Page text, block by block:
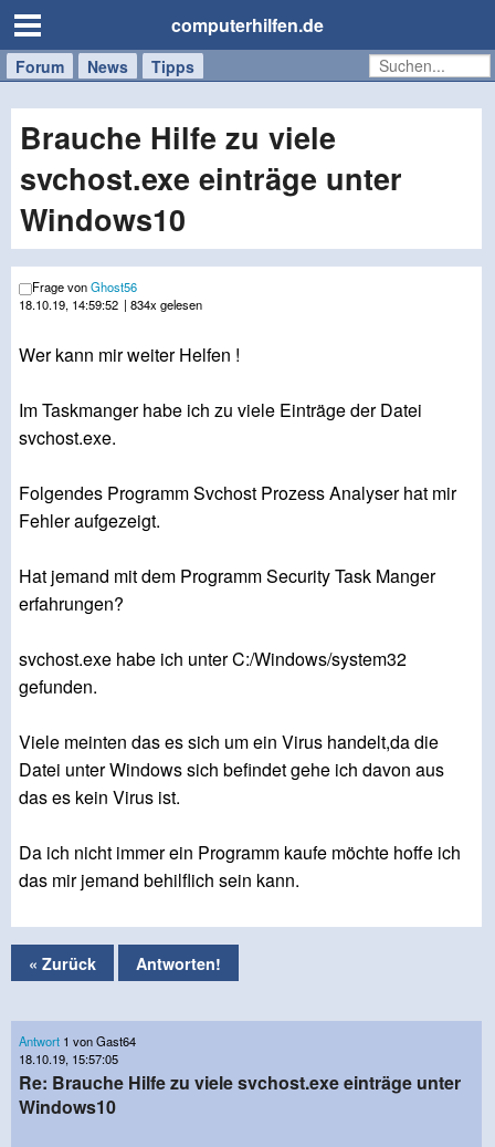
computerhilfen.de
Forum News Tipps
Handy
Tablet
Windows
Mac
Brauche Hilfe zu viele
svchost.exe einträge unter
Windows10
Frage vonGhost56
18.10.19, 14:59:52 | 834x gelesen
Wer kann mir weiter Helfen !
Im Taskmanger habe ich zu viele Einträge der Datei
svchost.exe.
Folgendes Programm Svchost Prozess Analyser hat mir
Fehler aufgezeigt.
Hat jemand mit dem Programm Security Task Manger
erfahrungen?
svchost.exe habe ich unter C:/Windows/system32
gefunden.
Viele meinten das es sich um ein Virus handelt,da die
Datei unter Windows sich befindet gehe ich davon aus
das es kein Virus ist.
Da ich nicht immer ein Programm kaufe möchte hoffe ich
das mir jemand behilflich sein kann.
« Zurück Antworten!
Antwort 1 von Gast64
18.10.19, 15:57:05
Re: Brauche Hilfe zu viele svchost.exe einträge unter
Windows10